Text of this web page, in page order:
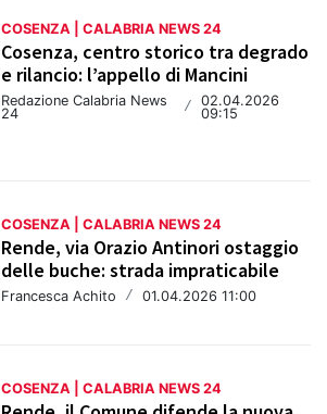
COSENZA | CALABRIA NEWS 24
Cosenza, centro storico tra degrado
e rilancio: l’appello di Mancini
Redazione Calabria News
24
/ 02.04.2026
09:15
COSENZA | CALABRIA NEWS 24
Rende, via Orazio Antinori ostaggio
delle buche: strada impraticabile
Francesca Achito / 01.04.2026 11:00
COSENZA | CALABRIA NEWS 24